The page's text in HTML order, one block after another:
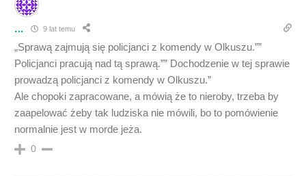
... 9 lat temu
„Sprawą zajmują się policjanci z komendy w Olkuszu.””
Policjanci pracują nad tą sprawą.”” Dochodzenie w tej sprawie
prowadzą policjanci z komendy w Olkuszu.”
Ale chopoki zapracowane, a mówią że to nieroby, trzeba by
zaapelować żeby tak ludziska nie mówili, bo to pomówienie
normalnie jest w morde jeża.
0